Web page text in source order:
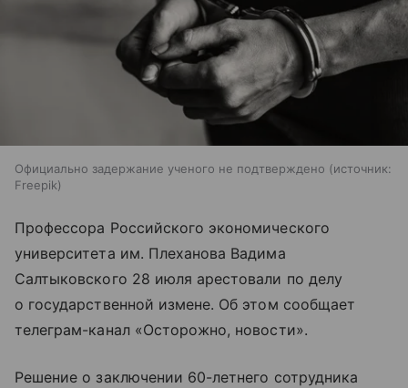
Официально задержание ученого не подтверждено
источник:
Freepik
Профессора Российского экономического
университета им. Плеханова Вадима
Салтыковского 28 июля арестовали по делу
о государственной измене. Об этом сообщает
телеграм-канал «Осторожно, новости».
Решение о заключении 60-летнего сотрудника